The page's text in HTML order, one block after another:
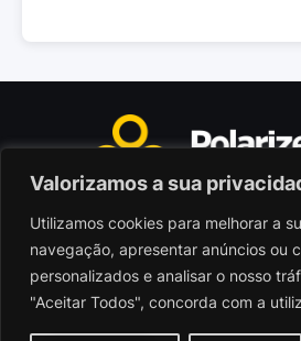
Valorizamos a sua
Utilizamos cookies para melhorar a
navegação, apresentar anúncios ou
personalizados e analisar o nosso
"Aceitar Todos", concorda com a
Polarize Poker
Sociedade comercial registada
© 2026 - Polarize
Termos de Utilização